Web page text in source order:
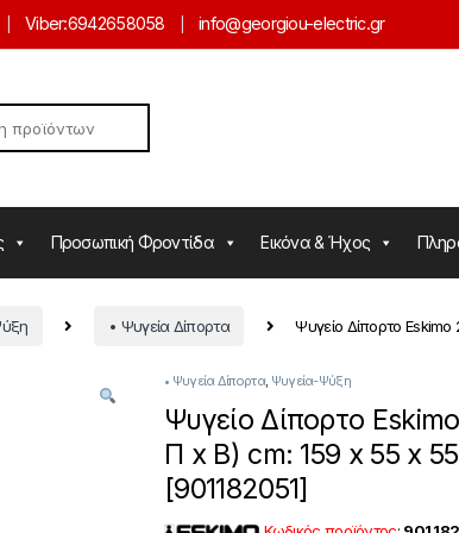
Viber:6942658058 info@georgiou-electric.gr
Προσωπική Φροντίδα Εικόνα & Ήχος
• Ψυγεία Δίπορτα Ψυγείο Δίπορτο
• Ψυγεία Δίπορτα, Ψυγεία-Ψύξη
Ψυγείο Δίπορτο
Π x Β) cm: 159 x 55 x
[901182051]